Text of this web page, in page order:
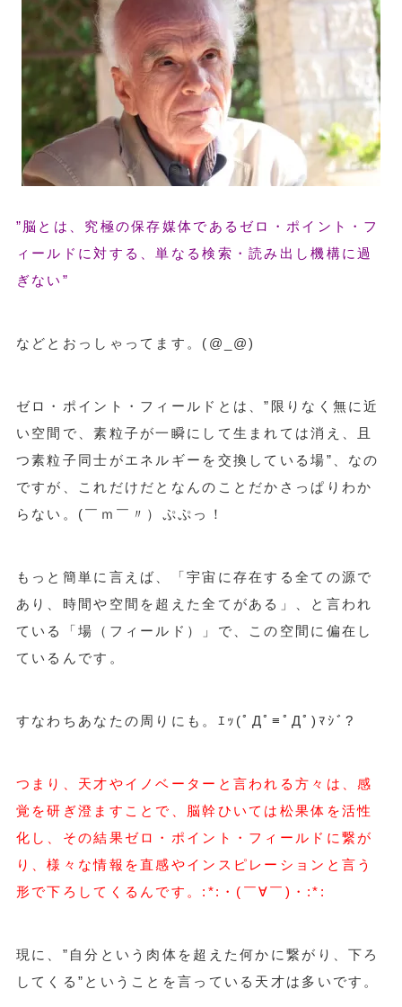
”脳とは、究極の保存媒体であるゼロ・ポイント・フ
ィールドに対する、単なる検索・読み出し機構に過
ぎない”
などとおっしゃってます。(@_@)
ゼロ・ポイント・フィールドとは、”限りなく無に近
い空間で、素粒子が一瞬にして生まれては消え、且
つ素粒子同士がエネルギーを交換している場”、なの
ですが、これだけだとなんのことだかさっぱりわか
らない。 (￣ｍ￣〃）ぷぷっ！
もっと簡単に言えば、「宇宙に存在する全ての源で
あり、時間や空間を超えた全てがある」、と言われ
ている「場（フィールド）」で、この空間に偏在し
ているんです。
すなわちあなたの周りにも。 ｴｯ(ﾟДﾟ≡ﾟДﾟ)ﾏｼﾞ?
つまり、天才やイノベーターと言われる方々は、感
覚を研ぎ澄ますことで、脳幹ひいては松果体を活性
化し、その結果ゼロ・ポイント・フィールドに繋が
り、様々な情報を直感やインスピレーションと言う
形で下ろしてくるんです。:*:・(￣∀￣)・:*:
現に、”自分という肉体を超えた何かに繋がり、下ろ
してくる”ということを言っている天才は多いです。